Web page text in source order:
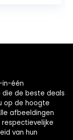
in-één
die de beste deals
op de hoogte
afbeeldingen
van hun